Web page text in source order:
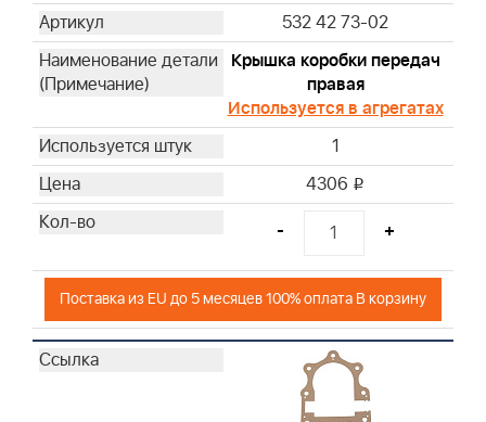
532 42 73-02
Крышка коробки передач
правая
Используется в агрегатах
1
4306 i
- +
Поставка из EU до 5 месяцев 100% оплата В корзину